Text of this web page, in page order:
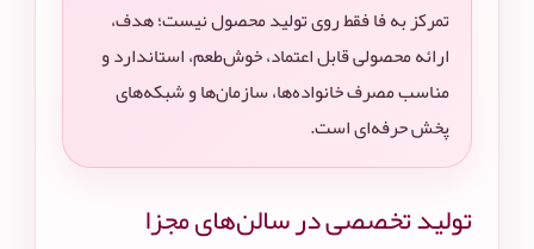
تمرکز به فا فقط روی تولید محصول نیست؛ هدف،
ارائه محصولی قابل اعتماد، خوش‌طعم، استاندارد و
مناسب مصرف خانواده‌ها، سازمان‌ها و شبکه‌های
پخش حرفه‌ای است.
تولید تخصصی در سالن‌های مجزا